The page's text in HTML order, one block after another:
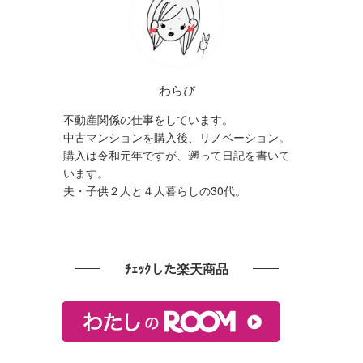
わらび
不動産関係の仕事をしています。
中古マンションを購入後、リノベーション。
購入は令和元年ですが、遡って日記を書いて
います。
夫・子供２人と４人暮らしの30代。
ﾁｪｯｸした楽天商品